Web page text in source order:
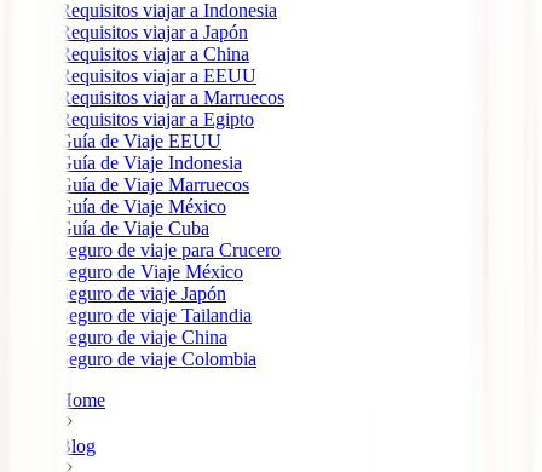
Requisitos viajar a Indonesia
Requisitos viajar a Japón
Requisitos viajar a China
Requisitos viajar a EEUU
Requisitos viajar a Marruecos
Requisitos viajar a Egipto
Guía de Viaje EEUU
Guía de Viaje Indonesia
Guía de Viaje Marruecos
Guía de Viaje México
Guía de Viaje Cuba
Seguro de viaje para Crucero
Seguro de Viaje México
Seguro de viaje Japón
Seguro de viaje Tailandia
Seguro de viaje China
Seguro de viaje Colombia
Home
Blog